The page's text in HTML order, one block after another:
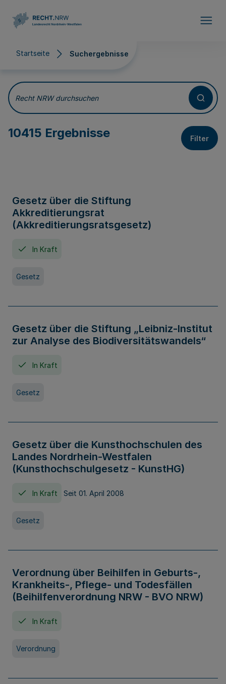
Startseite Suchergebnisse
Suchergebnisse
Recht NRW durchsuchen
10415 Ergebnisse Filter
Gesetz über die Stiftung
Akkreditierungsrat
(Akkreditierungsratsgesetz)
In Kraft
Gesetz
Gesetz über die Stiftung „Leibniz-Institut
zur Analyse des Biodiversitätswandels“
In Kraft
Gesetz
Gesetz über die Kunsthochschulen des
Landes Nordrhein-Westfalen
(Kunsthochschulgesetz - KunstHG)
In Kraft Seit 01. April 2008
Gesetz
Verordnung über Beihilfen in Geburts-,
Krankheits-, Pflege- und Todesfällen
(Beihilfenverordnung NRW - BVO NRW)
In Kraft
Verordnung